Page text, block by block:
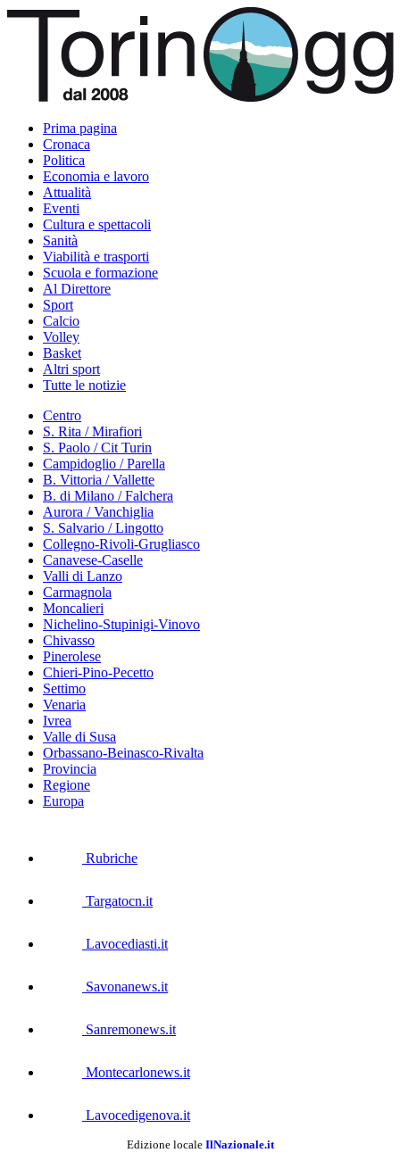
Prima pagina
Cronaca
Politica
Economia e lavoro
Attualità
Eventi
Cultura e spettacoli
Sanità
Viabilità e trasporti
Scuola e formazione
Al Direttore
Sport
Calcio
Volley
Basket
Altri sport
Tutte le notizie
Centro
S. Rita / Mirafiori
S. Paolo / Cit Turin
Campidoglio / Parella
B. Vittoria / Vallette
B. di Milano / Falchera
Aurora / Vanchiglia
S. Salvario / Lingotto
Collegno-Rivoli-Grugliasco
Canavese-Caselle
Valli di Lanzo
Carmagnola
Moncalieri
Nichelino-Stupinigi-Vinovo
Chivasso
Pinerolese
Chieri-Pino-Pecetto
Settimo
Venaria
Ivrea
Valle di Susa
Orbassano-Beinasco-Rivalta
Provincia
Regione
Europa
Rubriche
Targatocn.it
Lavocediasti.it
Savonanews.it
Sanremonews.it
Montecarlonews.it
Lavocedigenova.it
Edizione locale IlNazionale.it